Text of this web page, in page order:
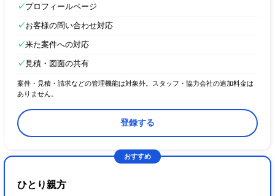
✓プロフィールページ
✓お客様の問い合わせ対応
✓来た案件への対応
✓ 見積・図面の共有
案件・見積・請求などの管理機能は対象外。スタッフ・協力会社の追加料金は
ありません。
登録する
おすすめ
ひとり親方